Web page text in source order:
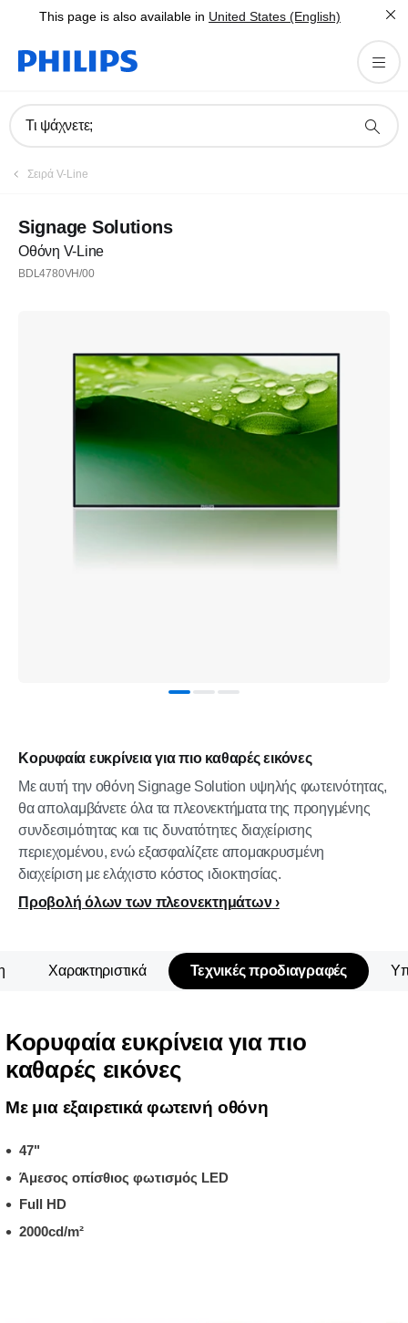
This page is also available in United States (English)
Τι ψάχνετε;
Σειρά V-Line
Signage Solutions
Οθόνη V-Line
BDL4780VH/00
Κορυφαία ευκρίνεια για πιο καθαρές εικόνες
Με αυτή την οθόνη Signage Solution υψηλής φωτεινότητας,
θα απολαμβάνετε όλα τα πλεονεκτήματα της προηγμένης
συνδεσιμότητας και τις δυνατότητες διαχείρισης
περιεχομένου, ενώ εξασφαλίζετε απομακρυσμένη
διαχείριση με ελάχιστο κόστος ιδιοκτησίας.
Προβολή όλων των πλεονεκτημάτων
Χαρακτηριστικά Τεχνικές προδιαγραφές
Κορυφαία ευκρίνεια για πιο
καθαρές εικόνες
Με μια εξαιρετικά φωτεινή οθόνη
47"
Άμεσος οπίσθιος φωτισμός LED
Full HD
2000cd/m²